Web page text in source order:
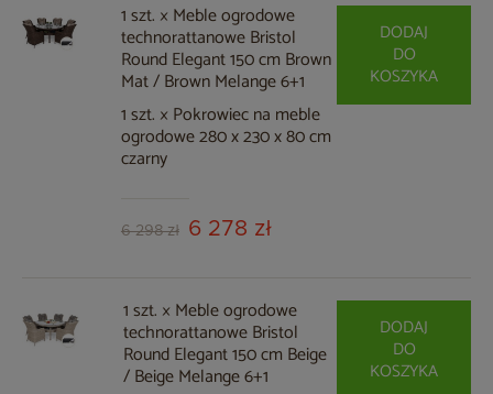
1 szt. × Meble ogrodowe
technorattanowe Bristol
Round Elegant 150 cm Brown
Mat / Brown Melange 6+1
1 szt. × Pokrowiec na meble
ogrodowe 280 x 230 x 80 cm
czarny
6 298 zł 6 278 zł
DODAJ
DO
KOSZYKA
1 szt. × Meble ogrodowe
technorattanowe Bristol
Round Elegant 150 cm Beige
/ Beige Melange 6+1
DODAJ
DO
KOSZYKA